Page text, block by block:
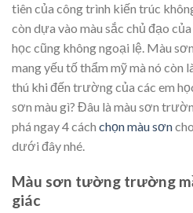
tiên của công trình kiến trúc
còn dựa vào màu sắc chủ đạo
học cũng không ngoại lệ. Màu
mang yếu tố thẩm mỹ mà nó còn
thú khi đến trường của các em
sơn màu gì? Đâu là màu sơn
phá ngay 4 cách chọn màu sơn
dưới đây nhé.
Màu sơn tường trường
giác